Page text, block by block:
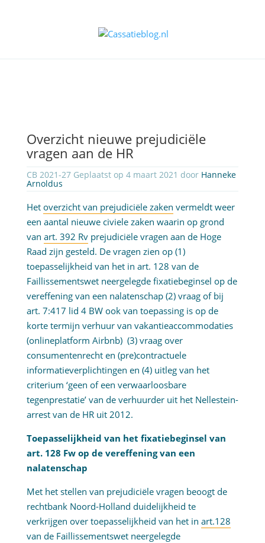
Overzicht nieuwe prejudiciële
vragen aan de HR
CB 2021-27 Geplaatst op 4 maart 2021 door Hanneke
Arnoldus
Het overzicht van prejudiciële zaken vermeldt weer
een aantal nieuwe civiele zaken waarin op grond
van art. 392 Rvprejudiciële vragen aan de Hoge
Raad zijn gesteld. De vragen zien op (1)
toepasselijkheid van het in art. 128 van de
Faillissementswet neergelegde fixatiebeginsel op de
vereffening van een nalatenschap (2) vraag of bij
art. 7:417 lid 4 BW ook van toepassing is op de
korte termijn verhuur van vakantieaccommodaties
(onlineplatform Airbnb) (3) vraag over
consumentenrecht en (pre)contractuele
informatieverplichtingen en (4) uitleg van het
criterium ‘geen of een verwaarloosbare
tegenprestatie’ van de verhuurder uit het Nellestein-
arrest van de HR uit 2012.
Toepasselijkheid van het fixatiebeginsel van
art. 128 Fw op de vereffening van een
nalatenschap
Met het stellen van prejudiciële vragen beoogt de
rechtbank Noord-Holland duidelijkheid te
verkrijgen over toepasselijkheid van het in art.128
van de Faillissementswet neergelegde